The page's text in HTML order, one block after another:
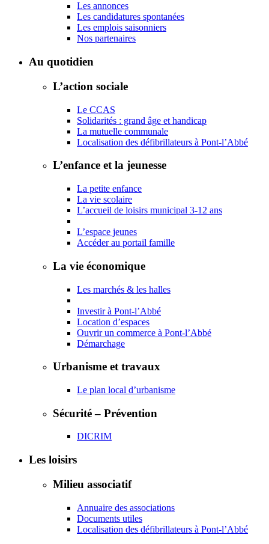
Les annonces
Les candidatures spontanées
Les emplois saisonniers
Nos partenaires
Au quotidien
L’action sociale
Le CCAS
Solidarités : grand âge et handicap
La mutuelle communale
Localisation des défibrillateurs à Pont-l’Abbé
L’enfance et la jeunesse
La petite enfance
La vie scolaire
L’accueil de loisirs municipal 3-12 ans
L’espace jeunes
Accéder au portail famille
La vie économique
Les marchés & les halles
Investir à Pont-l’Abbé
Location d’espaces
Ouvrir un commerce à Pont-l’Abbé
Démarchage
Urbanisme et travaux
Le plan local d’urbanisme
Sécurité – Prévention
DICRIM
Les loisirs
Milieu associatif
Annuaire des associations
Documents utiles
Localisation des défibrillateurs à Pont-l’Abbé